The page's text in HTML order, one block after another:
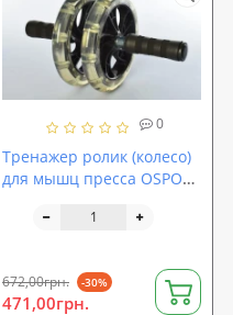
0
Тренажер ролик (колесо)
для мышц пресса OSPORT
672,00грн. -30%
471,00грн.